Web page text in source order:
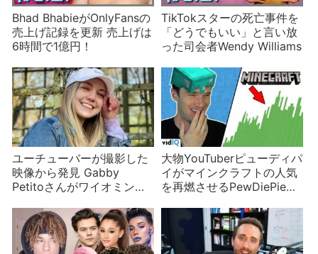
Bhad BhabieがOnlyFansの
売上げ記録を更新 売上げは
6時間で1億円！
TikTokスターの死亡事件を
「どうでもいい」と言い放
った司会者Wendy Williams
ユーチューバーが撮影した
映像から発見 Gabby
Petitoさんがワイオミング
大物YouTuberピューディパ
イがマインクラフトの人気
を再燃させるPewDiePie